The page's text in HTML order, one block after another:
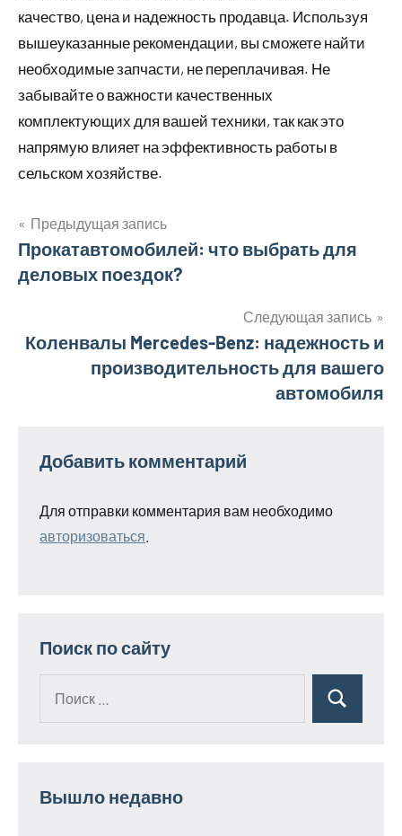
качество, цена и надежность продавца. Используя
вышеуказанные рекомендации, вы сможете найти
необходимые запчасти, не переплачивая. Не
забывайте о важности качественных
комплектующих для вашей техники, так как это
напрямую влияет на эффективность работы в
сельском хозяйстве.
Навигация
по
Предыдущая запись
Прокатавтомобилей: что выбрать для
деловых поездок?
Следующая запись
Коленвалы Mercedes-Benz: надежность и
производительность для вашего
автомобиля
Добавить комментарий
Для отправки комментария вам необходимо
авторизоваться
Поиск по сайту
Поиск
Вышло недавно